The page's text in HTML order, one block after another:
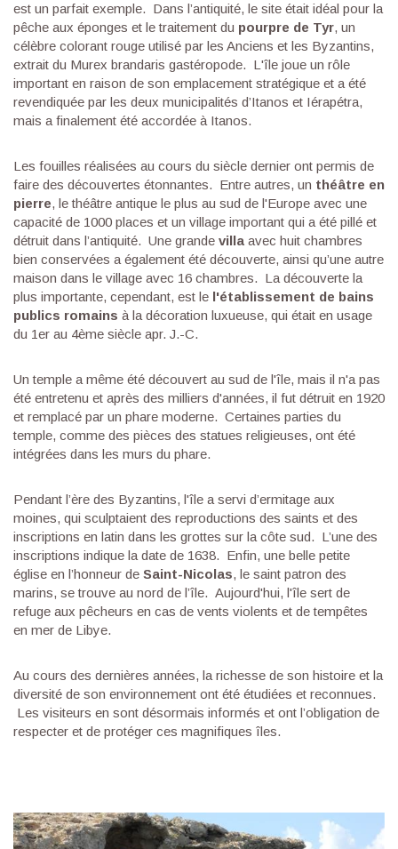
est un parfait exemple. Dans l’antiquité, le site était idéal pour la
pêche aux éponges et le traitement du pourpre de Tyr, un
célèbre colorant rouge utilisé par les Anciens et les Byzantins,
extrait du Murex brandaris gastéropode. L'île joue un rôle
important en raison de son emplacement stratégique et a été
revendiquée par les deux municipalités d’Itanos et Iérapétra,
mais a finalement été accordée à Itanos.
Les fouilles réalisées au cours du siècle dernier ont permis de
faire des découvertes étonnantes. Entre autres, un théâtre en
pierre, le théâtre antique le plus au sud de l'Europe avec une
capacité de 1000 places et un village important qui a été pillé et
détruit dans l’antiquité. Une grande villa avec huit chambres
bien conservées a également été découverte, ainsi qu’une autre
maison dans le village avec 16 chambres. La découverte la
plus importante, cependant, est le l'établissement de bains
publics romains à la décoration luxueuse, qui était en usage
du 1er au 4ème siècle apr. J.-C.
Un temple a même été découvert au sud de l'île, mais il n'a pas
été entretenu et après des milliers d'années, il fut détruit en 1920
et remplacé par un phare moderne. Certaines parties du
temple, comme des pièces des statues religieuses, ont été
intégrées dans les murs du phare.
Pendant l’ère des Byzantins, l'île a servi d’ermitage aux
moines, qui sculptaient des reproductions des saints et des
inscriptions en latin dans les grottes sur la côte sud. L’une des
inscriptions indique la date de 1638. Enfin, une belle petite
église en l’honneur de Saint-Nicolas, le saint patron des
marins, se trouve au nord de l’île. Aujourd'hui, l'île sert de
refuge aux pêcheurs en cas de vents violents et de tempêtes
en mer de Libye.
Au cours des dernières années, la richesse de son histoire et la
diversité de son environnement ont été étudiées et reconnues.
Les visiteurs en sont désormais informés et ont l’obligation de
respecter et de protéger ces magnifiques îles.